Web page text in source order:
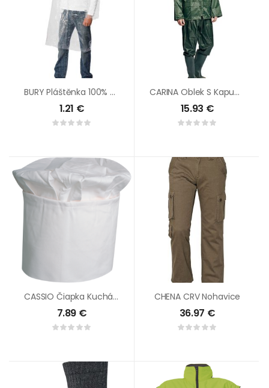
BURY Pláštěnka 100% PE Biela
1.21 €
CARINA Oblek S Kapucňou
15.93 €
CASSIO Čiapka Kuchárska Biela
7.89 €
CHENA CRV Nohavice
36.97 €